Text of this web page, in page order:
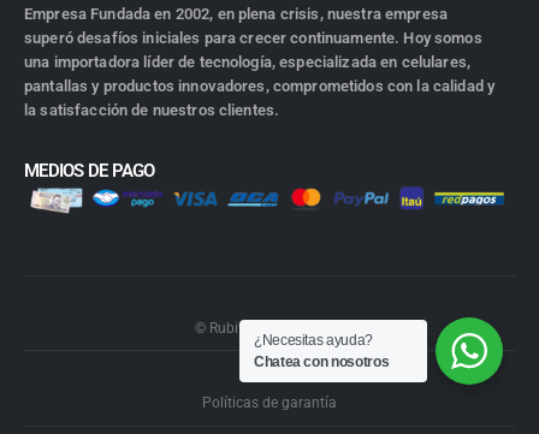
Empresa Fundada en 2002, en plena crisis, nuestra empresa
superó desafíos iniciales para crecer continuamente. Hoy somos
una importadora líder de tecnología, especializada en celulares,
pantallas y productos innovadores, comprometidos con la calidad y
la satisfacción de nuestros clientes.
MEDIOS DE PAGO
© Rubiwebs.com 2026.
Políticas de garantía
¿Necesitas ayuda?
Chatea con nosotros